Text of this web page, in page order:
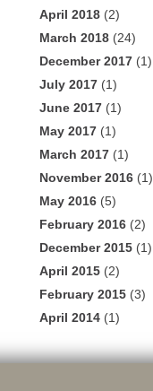
April 2018 (2)
March 2018 (24)
December 2017 (1)
July 2017 (1)
June 2017 (1)
May 2017 (1)
March 2017 (1)
November 2016 (1)
May 2016 (5)
February 2016 (2)
December 2015 (1)
April 2015 (2)
February 2015 (3)
April 2014 (1)